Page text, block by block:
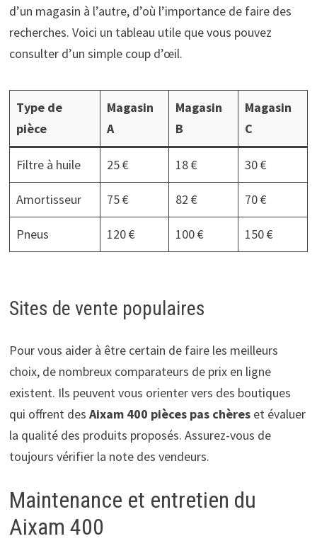
d’un magasin à l’autre, d’où l’importance de faire des
recherches. Voici un tableau utile que vous pouvez
consulter d’un simple coup d’œil.
Type de
pièce
Magasin
A
Magasin
B
Magasin
C
Filtre à huile 25 € 18 € 30 €
Amortisseur 75 € 82 € 70 €
Pneus 120 € 100 € 150 €
Sites de vente populaires
Pour vous aider à être certain de faire les meilleurs
choix, de nombreux comparateurs de prix en ligne
existent. Ils peuvent vous orienter vers des boutiques
qui offrent des Aixam 400 pièces pas chèreset évaluer
la qualité des produits proposés. Assurez-vous de
toujours vérifier la note des vendeurs.
Maintenance et entretien du
Aixam 400